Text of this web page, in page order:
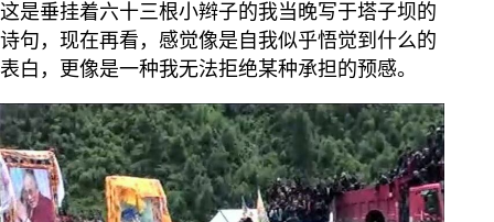
这是垂挂着六十三根小辫子的我当晚写于塔子坝的
诗句，现在再看，感觉像是自我似乎悟觉到什么的
表白，更像是一种我无法拒绝某种承担的预感。